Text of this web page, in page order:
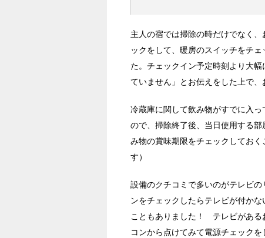
主人の宿では掃除の時だけでなく
ックをして、暖房のスイッチをチ
た。チェックイン予定時刻より大
ていません」とお伝えをした上で、
冷蔵庫に関して飲み物がすでに入
ので、掃除終了後、当日使用する
み物の賞味期限をチェックしてお
す）
設備のクチコミで多いのがテレビ
ンをチェックしたらテレビが付か
こともありました！ テレビがある
コンから点けてみて電源チェックを